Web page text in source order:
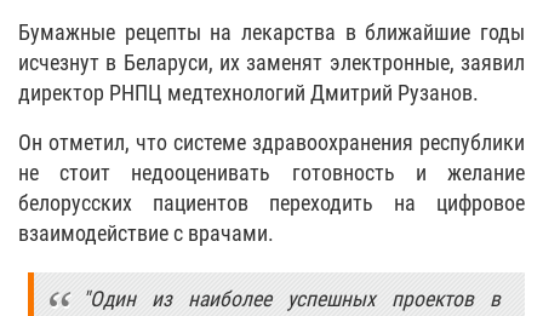
Бумажные рецепты на лекарства в ближайшие годы
исчезнут в Беларуси, их заменят электронные, заявил
директор РНПЦ медтехнологий Дмитрий Рузанов.
Он отметил, что системе здравоохранения республики
не стоит недооценивать готовность и желание
белорусских пациентов переходить на цифровое
взаимодействие с врачами.
"Один из наиболее успешных проектов в